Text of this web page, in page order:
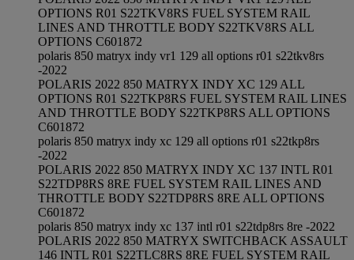
OPTIONS R01 S22TKV8RS FUEL SYSTEM RAIL
LINES AND THROTTLE BODY S22TKV8RS ALL
OPTIONS C601872
polaris 850 matryx indy vr1 129 all options r01 s22tkv8rs
-2022
POLARIS 2022 850 MATRYX INDY XC 129 ALL
OPTIONS R01 S22TKP8RS FUEL SYSTEM RAIL LINES
AND THROTTLE BODY S22TKP8RS ALL OPTIONS
C601872
polaris 850 matryx indy xc 129 all options r01 s22tkp8rs
-2022
POLARIS 2022 850 MATRYX INDY XC 137 INTL R01
S22TDP8RS 8RE FUEL SYSTEM RAIL LINES AND
THROTTLE BODY S22TDP8RS 8RE ALL OPTIONS
C601872
polaris 850 matryx indy xc 137 intl r01 s22tdp8rs 8re -2022
POLARIS 2022 850 MATRYX SWITCHBACK ASSAULT
146 INTL R01 S22TLC8RS 8RE FUEL SYSTEM RAIL